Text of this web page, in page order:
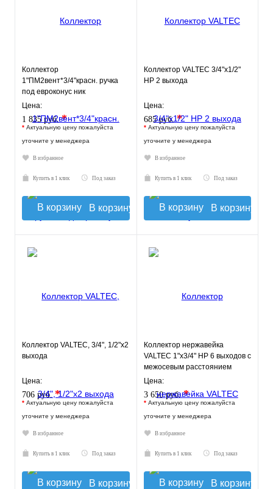
Коллектор
1"ПМ2вент*3/4"красн. ручка
под евроконус ник
630057N1005R2H
Цена:
1 835 руб.*
* Актуальную цену пожалуйста
уточните у менеджера
В избранное
Купить в 1 клик Под заказ
В корзину
Коллектор VALTEC 3/4"х1/2"
НР 2 выхода
Цена:
685 руб.*
* Актуальную цену пожалуйста
уточните у менеджера
В избранное
Купить в 1 клик Под заказ
В корзину
Коллектор VALTEC, 3/4", 1/2"х2
выхода
Цена:
706 руб.*
* Актуальную цену пожалуйста
уточните у менеджера
В избранное
Купить в 1 клик Под заказ
В корзину
Коллектор нержавейка
VALTEC 1"х3/4" НР 6 выходов с
межосевым расстоянием
выходов 50мм
Цена:
3 650 руб.*
* Актуальную цену пожалуйста
уточните у менеджера
В избранное
Купить в 1 клик Под заказ
В корзину